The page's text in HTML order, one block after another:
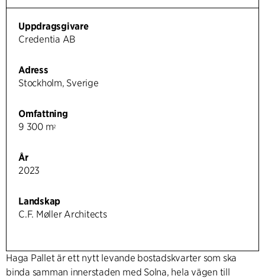
Uppdragsgivare
Credentia AB
Adress
Stockholm, Sverige
Omfattning
9 300 m2
År
2023
Landskap
C.F. Møller Architects
Haga Pallet är ett nytt levande bostadskvarter som ska
binda samman innerstaden med Solna, hela vägen till